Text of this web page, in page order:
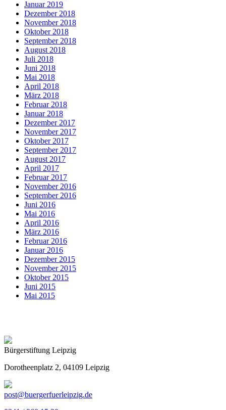
Januar 2019
Dezember 2018
November 2018
Oktober 2018
September 2018
August 2018
Juli 2018
Juni 2018
Mai 2018
April 2018
März 2018
Februar 2018
Januar 2018
Dezember 2017
November 2017
Oktober 2017
September 2017
August 2017
April 2017
Februar 2017
November 2016
September 2016
Juni 2016
Mai 2016
April 2016
März 2016
Februar 2016
Januar 2016
Dezember 2015
November 2015
Oktober 2015
Juni 2015
Mai 2015
Bürgerstiftung Leipzig
Dorotheenplatz 2, 04109 Leipzig
post@buergerfuerleipzig.de